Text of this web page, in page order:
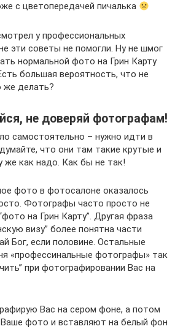
с цветопередачей пичалька
у профессиональных
эти советы не помогли. Ну не шмог
нормальной фото на Грин Карту
большая вероятность, что не
делать?
не доверяй фотографам!
самостоятельно – нужно идти в
что они там такие крутые и
же как надо. Как бы не так!
фото в фотосалоне оказалось
Фотографы часто просто не
на Грин Карту”. Другая фраза
визу” более понятна части
Бог, если половине. Остальные
«профессинальные фотографы» так
при фотографировании Вас на
Вас на сером фоне, а потом
фото и вставляют на белый фон